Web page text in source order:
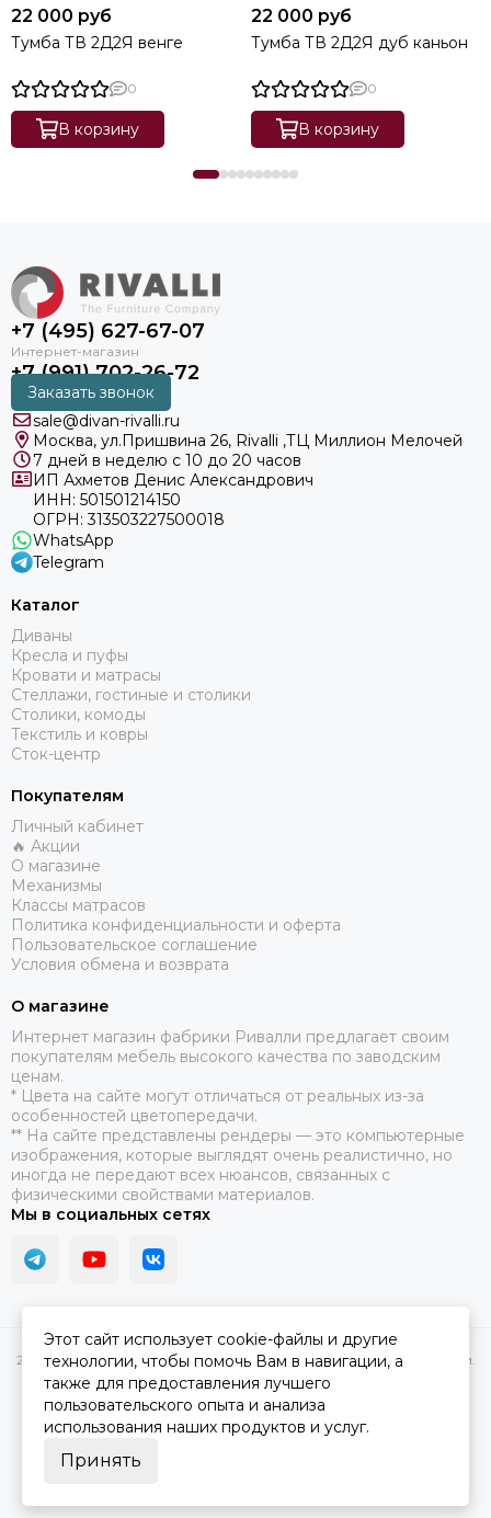
22 000 руб
Тумба ТВ 2Д2Я венге
0
В корзину
22 000 руб
Тумба ТВ 2Д2Я дуб каньон
0
В корзину
+7 (495) 627-67-07
+7 (991) 702-26-72
Заказать звонок
sale@divan-rivalli.ru
Москва, ул.Пришвина 26, Rivalli ,ТЦ Миллион Мелочей
7 дней в неделю с 10 до 20 часов
ИП Ахметов Денис Александрович
ИНН: 501501214150
ОГРН: 313503227500018
WhatsApp
Telegram
Каталог
Диваны
Кресла и пуфы
Кровати и матрасы
Стеллажи, гостиные и столики
Столики, комоды
Текстиль и ковры
Сток-центр
Покупателям
Личный кабинет
🔥 Акции
О магазине
Механизмы
Классы матрасов
Политика конфиденциальности и оферта
Пользовательское соглашение
Условия обмена и возврата
О магазине
​Интернет магазин фабрики Ривалли предлагает своим
покупателям мебель высокого качества по заводским
ценам.
* Цвета на сайте могут отличаться от реальных из-за
особенностей цветопередачи.
** На сайте представлены рендеры — это компьютерные
изображения, которые выглядят очень реалистично, но
иногда не передают всех нюансов, связанных с
физическими свойствами материалов.
Мы в социальных сетях
2026 © Купить диван и кровать Rivalli. Интернет-магазин фабрики.
Карта сайта
Этот сайт использует cookie-файлы и другие
технологии, чтобы помочь Вам в навигации, а
также для предоставления лучшего
пользовательского опыта и анализа
использования наших продуктов и услуг.
Принять